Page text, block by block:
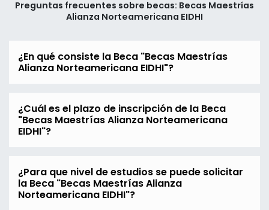
Preguntas frecuentes sobre becas: Becas Maestrías
Alianza Norteamericana EIDHI
¿En qué consiste la Beca "Becas Maestrías
Alianza Norteamericana EIDHI"?
¿Cuál es el plazo de inscripción de la Beca
"Becas Maestrías Alianza Norteamericana
EIDHI"?
¿Para que nivel de estudios se puede solicitar
la Beca "Becas Maestrías Alianza
Norteamericana EIDHI"?